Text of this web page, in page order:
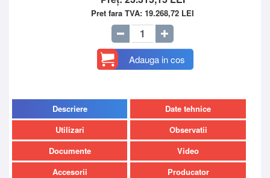
Pret fara TVA:19.268,72 LEI
Adauga in cos
Descriere
Date tehnice
Utilizari
Observatii
Documente
Video
Accesorii
Producator